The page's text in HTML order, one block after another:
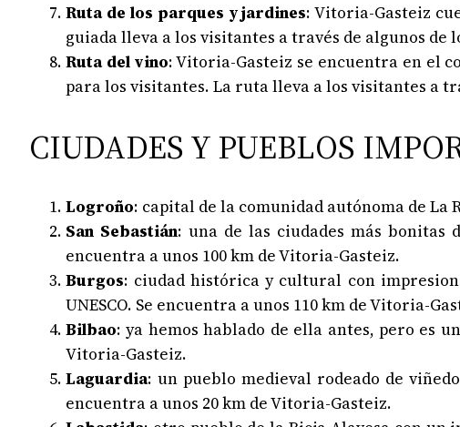
Ruta de los parques y jardines: Vitoria-Gasteiz
guiada lleva a los visitantes a través de algunos de
Ruta del vino: Vitoria-Gasteiz se encuentra en el
para los visitantes. La ruta lleva a los visitantes a
CIUDADES Y PUEBLOS
Logroño: capital de la comunidad autónoma de La
San Sebastián: una de las ciudades más bonitas
encuentra a unos 100 km de Vitoria-Gasteiz.
Burgos: ciudad histórica y cultural con
UNESCO. Se encuentra a unos 110 km de Vitoria-
Bilbao: ya hemos hablado de ella antes, pero es
Vitoria-Gasteiz.
Laguardia: un pueblo medieval rodeado de
encuentra a unos 20 km de Vitoria-Gasteiz.